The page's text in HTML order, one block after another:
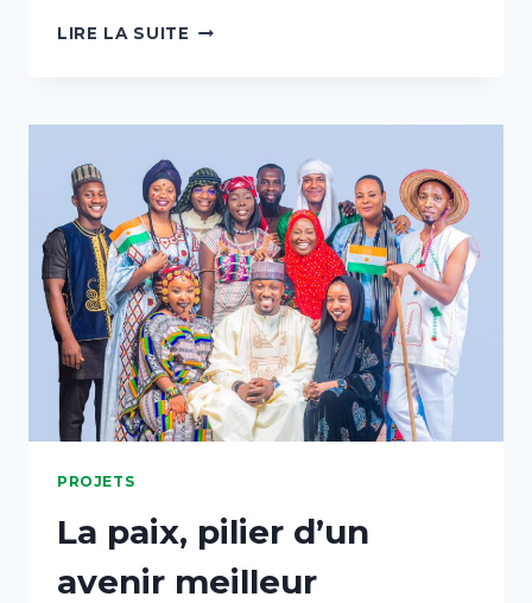
LIRE LA SUITE
PROJETS
La paix, pilier d’un
avenir meilleur